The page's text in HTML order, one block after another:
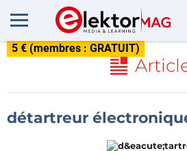
5 € (membres : GRATUIT)
détartreur